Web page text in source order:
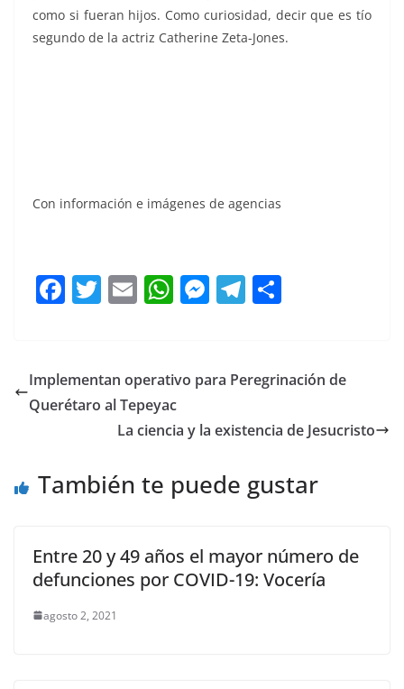
como si fueran hijos. Como curiosidad, decir que es tío
segundo de la actriz Catherine Zeta-Jones.
Con información e imágenes de agencias
F
e
b
k
T
er
E
l
W
s
A
p
M
e
g
T
gr
m
p
tir
Implementan operativo para Peregrinación de
Querétaro al Tepeyac
La ciencia y la existencia de Jesucristo
También te puede gustar
Entre 20 y 49 años el mayor número de
defunciones por COVID-19: Vocería
agosto 2, 2021